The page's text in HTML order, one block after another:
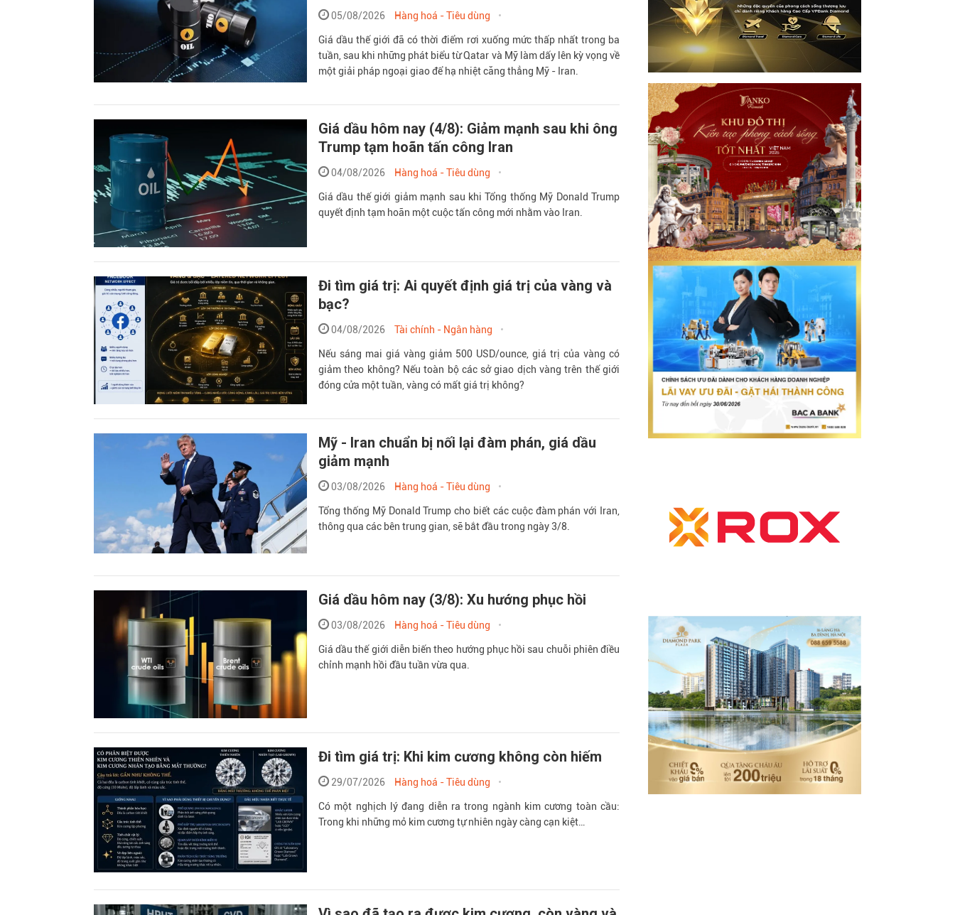
05/08/2026 Hàng hoá - Tiêu dùng
Giá dầu thế giới đã có thời điểm rơi xuống mức thấp nhất trong ba
tuần, sau khi những phát biểu từ Qatar và Mỹ làm dấy lên kỳ vọng về
một giải pháp ngoại giao để hạ nhiệt căng thẳng Mỹ - Iran.
Giá dầu hôm nay (4/8): Giảm mạnh sau khi ông
Trump tạm hoãn tấn công Iran
04/08/2026 Hàng hoá - Tiêu dùng
Giá dầu thế giới giảm mạnh sau khi Tổng thống Mỹ Donald Trump
quyết định tạm hoãn một cuộc tấn công mới nhằm vào Iran.
Đi tìm giá trị: Ai quyết định giá trị của vàng và
bạc?
04/08/2026 Tài chính - Ngân hàng
Nếu sáng mai giá vàng giảm 500 USD/ounce, giá trị của vàng có
giảm theo không? Nếu toàn bộ các sở giao dịch vàng trên thế giới
đóng cửa một tuần, vàng có mất giá trị không?
Mỹ - Iran chuẩn bị nối lại đàm phán, giá dầu
giảm mạnh
03/08/2026 Hàng hoá - Tiêu dùng
Tổng thống Mỹ Donald Trump cho biết các cuộc đàm phán với Iran,
thông qua các bên trung gian, sẽ bắt đầu trong ngày 3/8.
Giá dầu hôm nay (3/8): Xu hướng phục hồi
03/08/2026 Hàng hoá - Tiêu dùng
Giá dầu thế giới diễn biến theo hướng phục hồi sau chuỗi phiên điều
chỉnh mạnh hồi đầu tuần vừa qua.
Đi tìm giá trị: Khi kim cương không còn hiếm
29/07/2026 Hàng hoá - Tiêu dùng
Có một nghịch lý đang diễn ra trong ngành kim cương toàn cầu:
Trong khi những mỏ kim cương tự nhiên ngày càng cạn kiệt…